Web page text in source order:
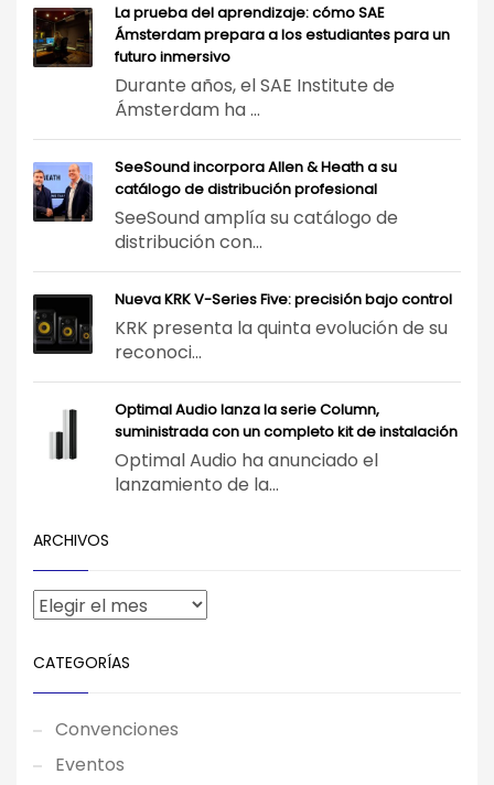
La prueba del aprendizaje: cómo SAE
Ámsterdam prepara a los estudiantes para un
futuro inmersivo
Durante años, el SAE Institute de
Ámsterdam ha ...
SeeSound incorpora Allen & Heath a su
catálogo de distribución profesional
SeeSound amplía su catálogo de
distribución con...
Nueva KRK V-Series Five: precisión bajo control
KRK presenta la quinta evolución de su
reconoci...
Optimal Audio lanza la serie Column,
suministrada con un completo kit de instalación
Optimal Audio ha anunciado el
lanzamiento de la...
ARCHIVOS
CATEGORÍAS
Convenciones
Eventos